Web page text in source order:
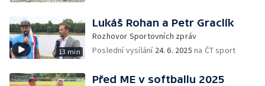
13 min
Lukáš Rohan a Petr Graclík
Rozhovor Sportovních zpráv
Poslední vysílání 24. 6. 2025 na ČT sport
Před ME v softballu 2025